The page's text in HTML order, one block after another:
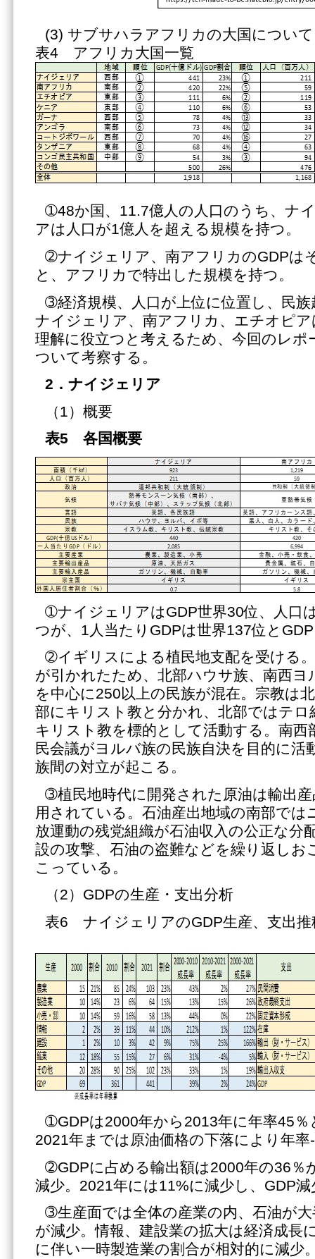
(3) サブサハラアフリカの大国について
表4 アフリカ大国一覧
➀48か国、11.7億人の人口のうち、ナ
アは人口が1億人を超える規模を持つ。
➁ナイジェリア、南アフリカのGDPは
と、アフリカで特出した規模を持つ。
➂経済規模、人口が上位に位置し、民
ナイジェリア、南アフリカ、エチオピ
理解に役立つと考えるため、今回のレ
ついて考察する。
2．ナイジェリア
（1）概要
表5 各国概要
➀ナイジェリアはGDP世界30位、人口
つが、1人当たりGDPは世界137位と
➁イギリスによる植民地支配を受ける
が引かれたため、北部ハウサ族、南西ヨ
を中心に250以上の民族が混在。宗教は
部にキリスト教と分かれ、北部ではテ
キリスト教を標的として活動する。南西
民会議がヨルバ族の民族自決を目的に活
族間の対立が起こる。
➂植民地時代に開発された原油は輸出
用されている。石油産出地域の南部では
放運動の残党組織が石油収入の公正な分
設の攻撃、石油の盗難などを繰り返しお
こっている。
（2）GDPの生産・支出分析
表6 ナイジェリアのGDP生産、支出推
➀GDPは2000年から2013年に年率45％
2021年までは原油価格の下落により年率
➁GDPに占める輸出額は2000年の36％
減少。2021年には11%に減少し、GDP
➂生産面では全体の産業の内、石油が
が減少。情報、建設業の拡大は経済成長
に伴い一時製造業の割合が相対的に減少